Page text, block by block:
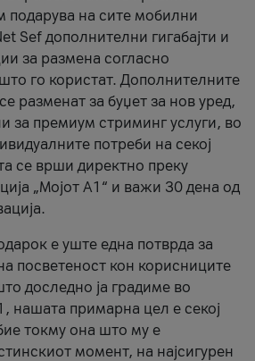
подарува на сите мобилни
Sef дополнителни гигабајти и
за размена согласно
го користат. Дополнителните
разменат за буџет за нов уред,
за премиум стриминг услуги, во
потреби на секој
се врши директно преку
„Мојот А1“ и важи 30 дена од
е уште една потврда за
посветеност кон корисниците
доследно ја градиме во
нашата примарна цел е секој
токму она што му е
момент, на најсигурен